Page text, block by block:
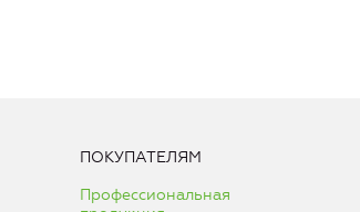
ПОКУПАТЕЛЯМ
Профессиональная